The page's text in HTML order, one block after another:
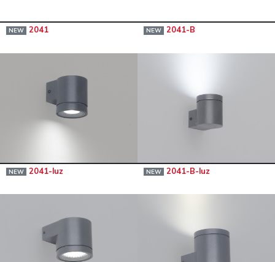
NEW 2041 NEW 2041-B
NEW 2041-luz NEW 2041-B-luz